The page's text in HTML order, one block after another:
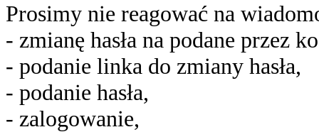
Prosimy nie reagować na
- zmianę hasła na podane przez
- podanie linka do zmiany hasła,
- podanie hasła,
- zalogowanie,